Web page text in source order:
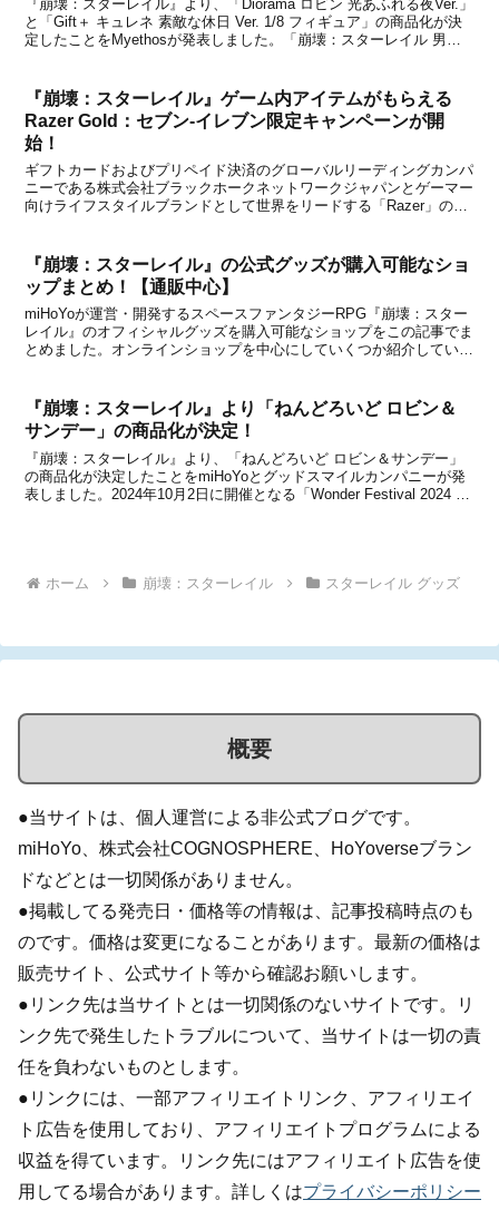
『崩壊：スターレイル』より、「Diorama ロビン 光あふれる夜Ver.」
と「Gift＋ キュレネ 素敵な休日 Ver. 1/8 フィギュア」の商品化が決
定したことをMyethosが発表しました。「崩壊：スターレイル 男子
『崩壊：スターレイル』ゲーム内アイテムがもらえる
Razer Gold：セブン‐イレブン限定キャンペーンが開
始！
ギフトカードおよびプリペイド決済のグローバルリーディングカンパ
ニーである株式会社ブラックホークネットワークジャパンとゲーマー
向けライフスタイルブランドとして世界をリードする「Razer」の日
『崩壊：スターレイル』の公式グッズが購入可能なショ
ップまとめ！【通販中心】
miHoYoが運営・開発するスペースファンタジーRPG『崩壊：スター
レイル』のオフィシャルグッズを購入可能なショップをこの記事でま
とめました。オンラインショップを中心にしていくつか紹介していま
『崩壊：スターレイル』より「ねんどろいど ロビン＆
サンデー」の商品化が決定！
『崩壊：スターレイル』より、「ねんどろいど ロビン＆サンデー」
の商品化が決定したことをmiHoYoとグッドスマイルカンパニーが発
表しました。2024年10月2日に開催となる「Wonder Festival 2024 上
ホーム 崩壊：スターレイル スターレイル グッズ
概要
●当サイトは、個人運営による非公式ブログです。
miHoYo、株式会社COGNOSPHERE、HoYoverseブラン
ドなどとは一切関係がありません。
●掲載してる発売日・価格等の情報は、記事投稿時点のも
のです。価格は変更になることがあります。最新の価格は
販売サイト、公式サイト等から確認お願いします。
●リンク先は当サイトとは一切関係のないサイトです。リ
ンク先で発生したトラブルについて、当サイトは一切の責
任を負わないものとします。
●リンクには、一部アフィリエイトリンク、アフィリエイ
ト広告を使用しており、アフィリエイトプログラムによる
収益を得ています。リンク先にはアフィリエイト広告を使
用してる場合があります。詳しくはプライバシーポリシー